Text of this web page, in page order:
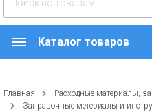
Каталог товаров
Главная
Расходные материалы,
Заправочные метериалы и